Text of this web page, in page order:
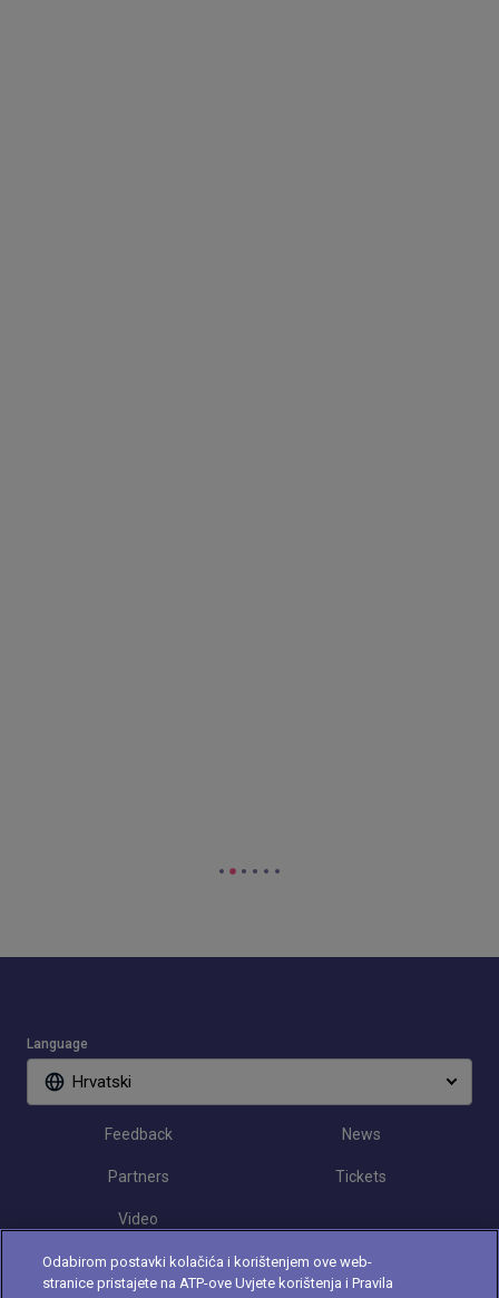
Language
Hrvatski
Feedback News
Partners Tickets
Video
Follow Croatia Open
Odabirom postavki kolačića i korištenjem ove web-
stranice pristajete na ATP-ove Uvjete korištenja i Pravila